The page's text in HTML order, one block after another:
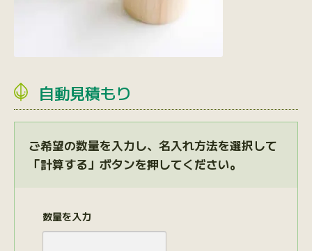
自動見積もり
ご希望の数量を入力し、名入れ方法を選択して
「計算する」ボタンを押してください。
数量を入力